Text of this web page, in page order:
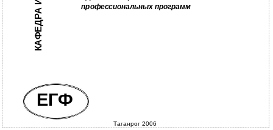
профессиональных программ
ЕГФ
Таганрог 2006